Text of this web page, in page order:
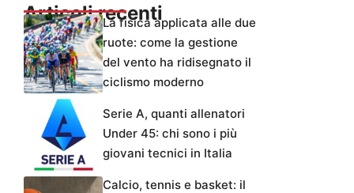
Articoli recentiLa fisica applicata alle due
ruote: come la gestione
del vento ha ridisegnato il
ciclismo moderno
Serie A, quanti allenatori
Under 45: chi sono i più
giovani tecnici in Italia
Calcio, tennis e basket: il